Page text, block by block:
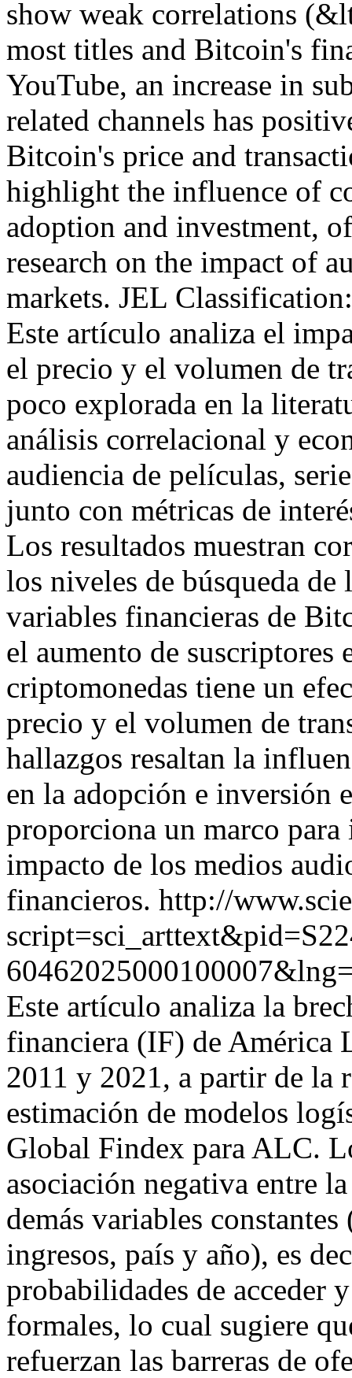
show weak correlations
most titles and Bitcoin's
YouTube, an increase in
related channels has
Bitcoin's price and
highlight the influence of
adoption and investment,
research on the impact of
markets. JEL
Este artículo analiza el
el precio y el volumen de
poco explorada en la
análisis correlacional y
audiencia de películas,
junto con métricas de
Los resultados muestran
los niveles de búsqueda
variables financieras de
el aumento de suscriptores
criptomonedas tiene un
precio y el volumen de
hallazgos resaltan la
en la adopción e inversión
proporciona un marco
impacto de los medios
financieros. http://
Este artículo analiza la
financiera (IF) de América
2011 y 2021, a partir de la
estimación de modelos
Global Findex para ALC.
asociación negativa entre
demás variables
ingresos, país y año), es
probabilidades de acceder
formales, lo cual sugiere
refuerzan las barreras de